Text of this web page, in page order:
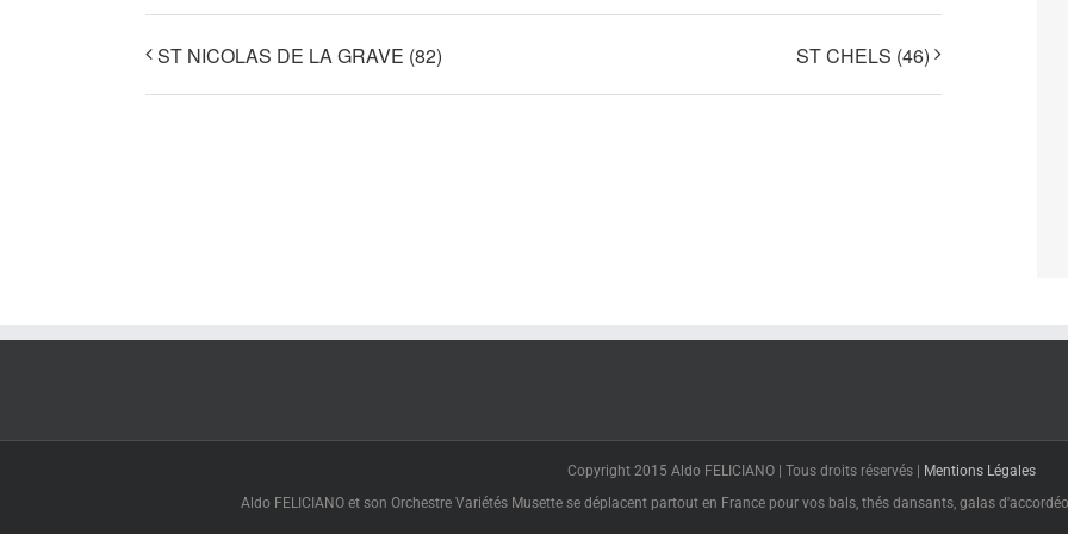
ST NICOLAS DE LA GRAVE (82) ST CHELS (46)
Copyright 2015 Aldo FELICIANO | Tous droits réservés |
Mentions Légales
Aldo FELICIANO et son Orchestre Variétés Musette se déplacent partout en France pour vos bals, thés dansants, galas